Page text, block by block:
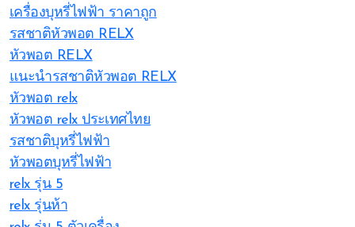
เครื่องบุหรี่ไฟฟ้า ราคาถูก
รสชาติหัวพอต RELX
หัวพอต RELX
แนะนำรสชาติหัวพอต RELX
หัวพอต relx
หัวพอต relx ประเทศไทย
รสชาติบุหรี่ไฟฟ้า
หัวพอตบุหรี่ไฟฟ้า
relx รุ่น 5
relx รุ่นห้า